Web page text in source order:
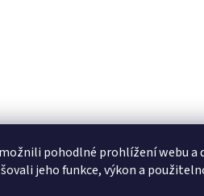
pohodlné prohlížení webu a
jeho funkce, výkon a